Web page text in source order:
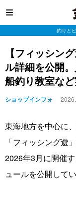
釣りと
【フィッシン
ル詳細を公開
船釣り教室な
ショップインフォ
東海地方を中心に
「フィッシング遊
2026年3月に開催
ュールを公開してい